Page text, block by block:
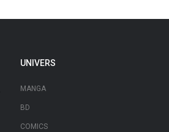
UNIVERS
MANGA
BD
COMICS